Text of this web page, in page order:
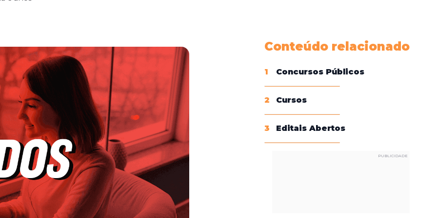
Conteúdo relacionado
1 Concursos Públicos
2 Cursos
3 Editais Abertos
PUBLICIDADE